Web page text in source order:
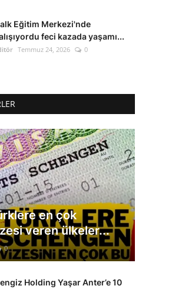
Eğitim Merkezi'nde
feci kazada yaşamı...
Temmuz 24, 2026 0
en çok
veren ülkeler...
0
Holding Yaşar Anter’e 10